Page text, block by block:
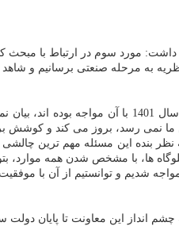
مورد سوم در ارتباط با مبحث
به مرحله صنعتی برسانیم و شاهد
نوروزی در رابطه با چالش هایی که در
ما نمی رسد، بروز می کند و
گلوگاه ها، با مشخص شدن همه
شدیم و توانستیم از آن با موفقیت
انداز این معاونت تا پایان